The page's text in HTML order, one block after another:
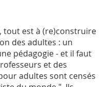
tout est à (re)construire
des adultes : un
pédagogie - et il faut
et des
adultes sont censés